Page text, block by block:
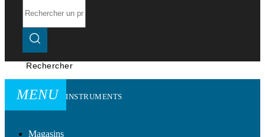
Rechercher
MENU INSTRUMENTS
Magasins